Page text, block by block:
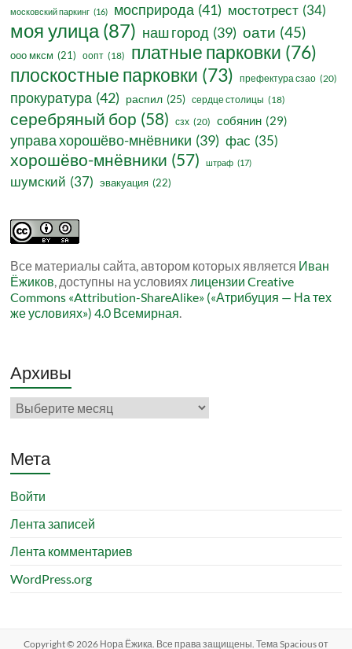
московский паркинг (16) мосприрода (41) мостотрест (34)
моя улица(87) наш город (39) оати (45)
ооо мксм (21) оопт (18) платные парковки (76)
плоскостные парковки (73) префектура сзао (20)
прокуратура (42) распил (25) сердце столицы (18)
серебряный бор (58) сзх (20) собянин (29)
управа хорошёво-мнёвники (39) фас (35)
хорошёво-мнёвники (57) штраф (17)
шумский (37) эвакуация (22)
Все материалы сайта, автором которых является Иван
Ёжиков, доступны на условиях лицензии Creative
Commons «Attribution-ShareAlike» («Атрибуция — На тех
же условиях») 4.0 Всемирная.
Архивы
Архивы
Мета
Войти
Лента записей
Лента комментариев
WordPress.org
Copyright © 2026 Нора Ёжика. Все права защищены. ТемаSpaciousот